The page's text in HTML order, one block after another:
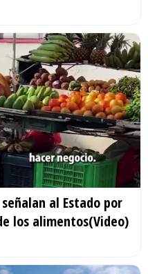
al Estado por
los alimentos(Video)